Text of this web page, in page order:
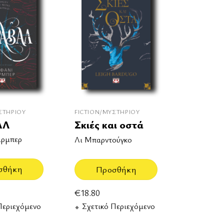
FICTION/ΜΥΣΤΗΡΊΟΥ
Σκιές και οστά
Λι Μπαρντούγκο
Προσθήκη
€18.80
Σχετικό Περιεχόμενο